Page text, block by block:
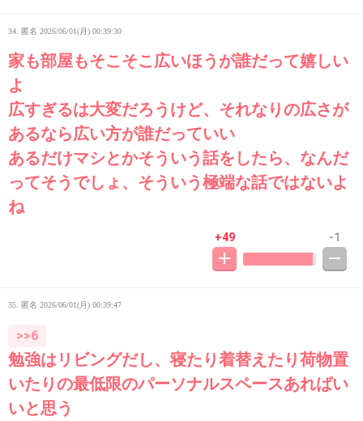
34. 匿名 2026/06/01(月) 00:39:30
家も部屋もそこそこ広いほうが誰だって嬉しい
よ
広すぎるは大変だろうけど、それなりの広さが
あるなら広い方が誰だっていい
あるだけマシとかそういう話をしたら、なんだ
ってそうでしょ、そういう極端な話ではないよ
ね
+49 -1
35. 匿名 2026/06/01(月) 00:39:47
>>6
勉強はリビングだし、寝たり着替えたり荷物置
いたりの最低限のパーソナルスペースあればい
いと思う